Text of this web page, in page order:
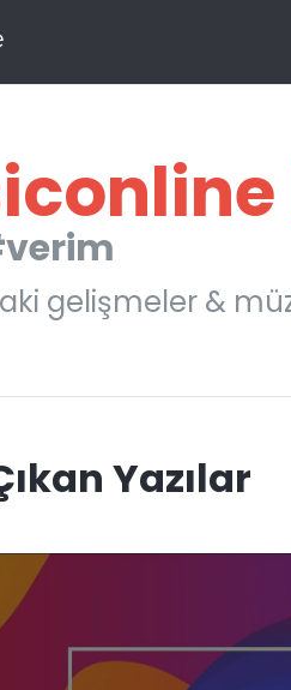
gelişmeler &
Yazılar